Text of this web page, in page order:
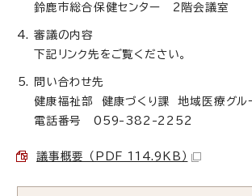
鈴鹿市総合保健センター 2階会議室
審議の内容
下記リンク先をご覧ください。
問い合わせ先
健康福祉部 健康づくり課 地域医療グル
電話番号 059-382-2252
議事概要 （PDF 114.9KB）